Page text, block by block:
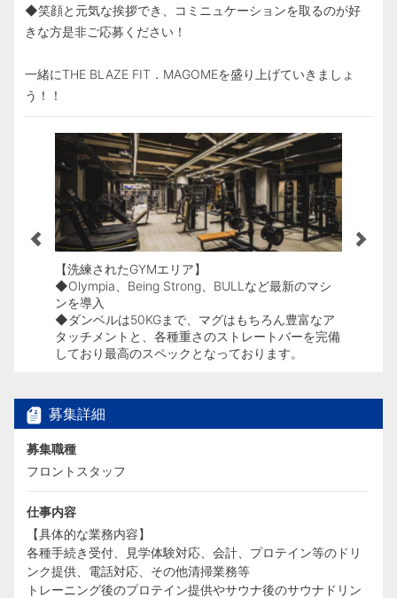
◆笑顔と元気な挨拶でき、コミニュケーションを取るのが好
きな方是非ご応募ください！
一緒にTHE BLAZE FIT．MAGOMEを盛り上げていきましょ
う！！
【洗練されたGYMエリア】
◆Olympia、Being Strong、BULLなど最新のマシ
ンを導入
◆ダンベルは50KGまで、マグはもちろん豊富なア
タッチメントと、各種重さのストレートバーを完備
しており最高のスペックとなっております。
募集詳細
募集職種
フロントスタッフ
仕事内容
【具体的な業務内容】
各種手続き受付、見学体験対応、会計、プロテイン等のドリ
ンク提供、電話対応、その他清掃業務等
トレーニング後のプロテイン提供やサウナ後のサウナドリン